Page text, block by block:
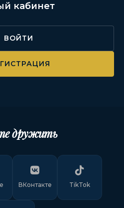
кабинет
ВОЙТИ
дружить
ВКонтакте TikTok